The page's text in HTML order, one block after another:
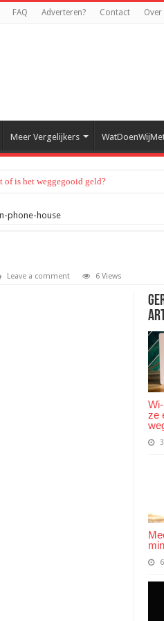
FAQ Adverteren? Contact Over
Meer Vergelijkers
of is het weggegooid geld?
phone-house
Leave a comment 6 Views
ze